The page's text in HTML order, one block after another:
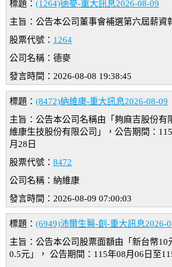
標題： (1264)德麥-重大訊息2026-08-09
主旨：公告本公司董事會補選第六屆薪資
股票代號： 1264
公司名稱：德麥
發言時間：2026-08-08 19:38:45
標題： (8472)納維康-重大訊息2026-08-09
主旨：公告本公司名稱由「夠麻吉股份有
維康生技股份有限公司」，公告期間：
月28日
股票代號： 8472
公司名稱：納維康
發言時間：2026-08-09 07:00:03
標題： (6949)沛爾生醫-創-重大訊息2026-
主旨：公告本公司股票面額由「新台幣10
0.5元」， 公告期間：115年08月06日至